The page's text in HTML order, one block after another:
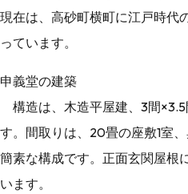
現在は、高砂町横町に江戸時代
っています。
申義堂の建築
構造は、木造平屋建、3間
す。間取りは、20畳の座敷1室
簡素な構成です。正面玄関屋根
います。